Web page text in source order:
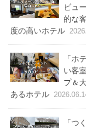
ビュ
的な
度の高いホテル
「ホ
い客
プ＆
あるホテル
「つ